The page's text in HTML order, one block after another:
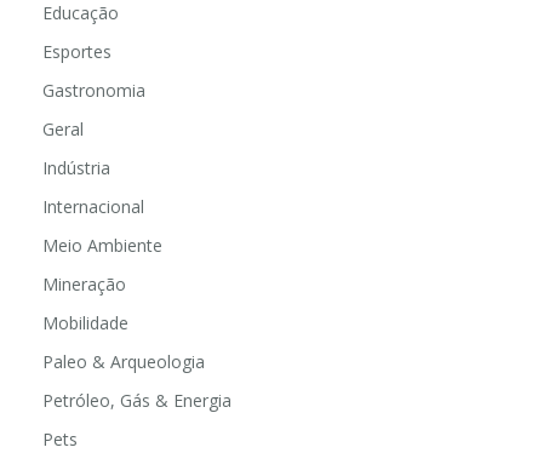
Educação
Esportes
Gastronomia
Geral
Indústria
Internacional
Meio Ambiente
Mineração
Mobilidade
Paleo & Arqueologia
Petróleo, Gás & Energia
Pets